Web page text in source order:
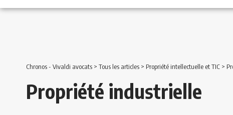
Chronos - Vivaldi avocats > Tous les articles > Propriété intellectuelle et TIC >
Propriété industrielle